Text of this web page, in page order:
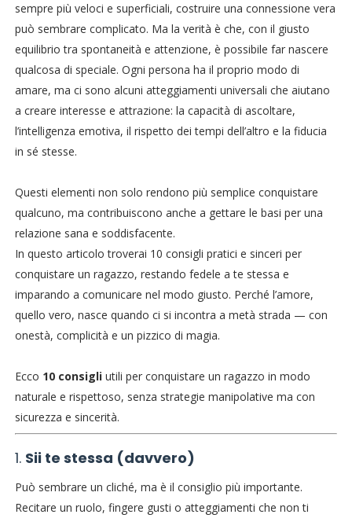
sempre più veloci e superficiali, costruire una connessione vera
può sembrare complicato. Ma la verità è che, con il giusto
equilibrio tra spontaneità e attenzione, è possibile far nascere
qualcosa di speciale. Ogni persona ha il proprio modo di
amare, ma ci sono alcuni atteggiamenti universali che aiutano
a creare interesse e attrazione: la capacità di ascoltare,
l’intelligenza emotiva, il rispetto dei tempi dell’altro e la fiducia
in sé stesse.
Questi elementi non solo rendono più semplice conquistare
qualcuno, ma contribuiscono anche a gettare le basi per una
relazione sana e soddisfacente.
In questo articolo troverai 10 consigli pratici e sinceri per
conquistare un ragazzo, restando fedele a te stessa e
imparando a comunicare nel modo giusto. Perché l’amore,
quello vero, nasce quando ci si incontra a metà strada — con
onestà, complicità e un pizzico di magia.
Ecco 10 consigliutili per conquistare un ragazzo in modo
naturale e rispettoso, senza strategie manipolative ma con
sicurezza e sincerità.
1. Sii te stessa (davvero)
Può sembrare un cliché, ma è il consiglio più importante.
Recitare un ruolo, fingere gusti o atteggiamenti che non ti